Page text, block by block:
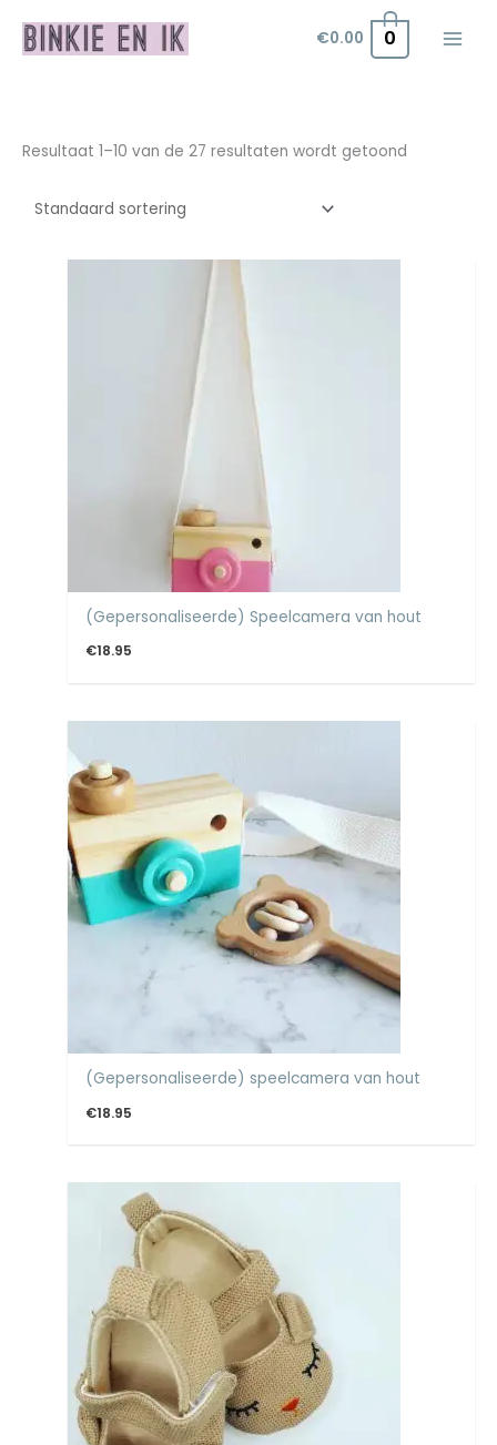
naar
€0.00 0
Resultaat 1–10 van de 27 resultaten wordt getoond
(Gepersonaliseerde) Speelcamera van hout
€18.95
(Gepersonaliseerde) speelcamera van hout
€18.95